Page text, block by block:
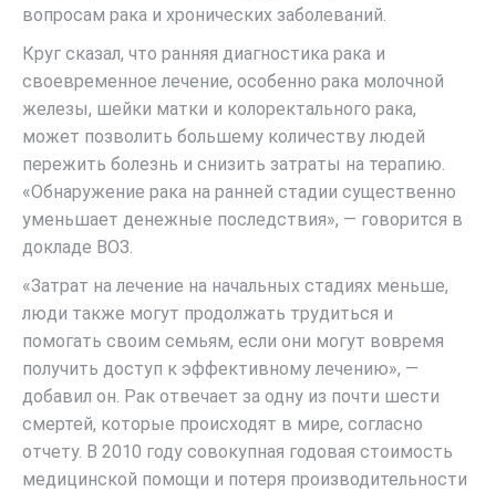
вопросам рака и хронических заболеваний.
Круг сказал, что ранняя диагностика рака и
своевременное лечение, особенно рака молочной
железы, шейки матки и колоректального рака,
может позволить большему количеству людей
пережить болезнь и снизить затраты на терапию.
«Обнаружение рака на ранней стадии существенно
уменьшает денежные последствия», — говорится в
докладе ВОЗ.
«Затрат на лечение на начальных стадиях меньше,
люди также могут продолжать трудиться и
помогать своим семьям, если они могут вовремя
получить доступ к эффективному лечению», —
добавил он. Рак отвечает за одну из почти шести
смертей, которые происходят в мире, согласно
отчету. В 2010 году совокупная годовая стоимость
медицинской помощи и потеря производительности